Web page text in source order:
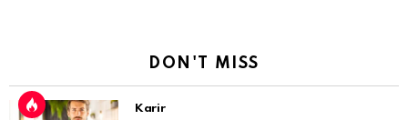
DON'T MISS
Karir